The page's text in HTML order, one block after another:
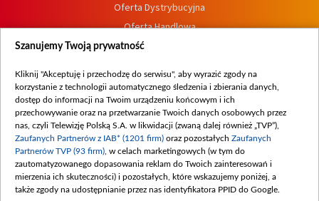
Oferta Dystrybucyjna
Oferta Handlowa
Dostępność
Procedura zgłoszeń wewnętrznych
Szanujemy Twoją prywatność
Kliknij "Akceptuję i przechodzę do serwisu", aby wyrazić zgody na
korzystanie z technologii automatycznego śledzenia i zbierania danych,
dostęp do informacji na Twoim urządzeniu końcowym i ich
przechowywanie oraz na przetwarzanie Twoich danych osobowych przez
nas, czyli Telewizję Polską S.A. w likwidacji (zwaną dalej również „TVP”),
Zaufanych Partnerów z IAB* (1201 firm) oraz pozostałych Zaufanych
Partnerów TVP (93 firm) , w celach marketingowych (w tym do
zautomatyzowanego dopasowania reklam do Twoich zainteresowań i
mierzenia ich skuteczności) i pozostałych, które wskazujemy poniżej, a
także zgody na udostępnianie przez nas identyfikatora PPID do Google.